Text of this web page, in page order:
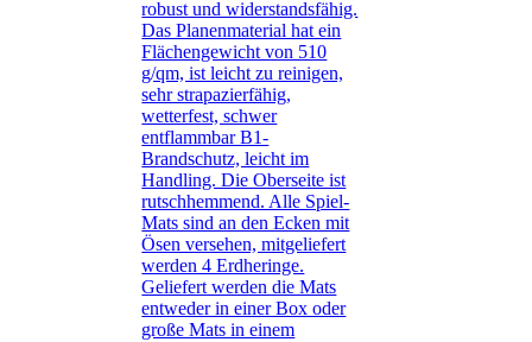
robust und widerstandsfähig.
Das Planenmaterial hat ein
Flächengewicht von 510
g/qm, ist leicht zu reinigen,
sehr strapazierfähig,
wetterfest, schwer
entflammbar B1-
Brandschutz, leicht im
Handling. Die Oberseite ist
rutschhemmend. Alle Spiel-
Mats sind an den Ecken mit
Ösen versehen, mitgeliefert
werden 4 Erdheringe.
Geliefert werden die Mats
entweder in einer Box oder
große Mats in einem